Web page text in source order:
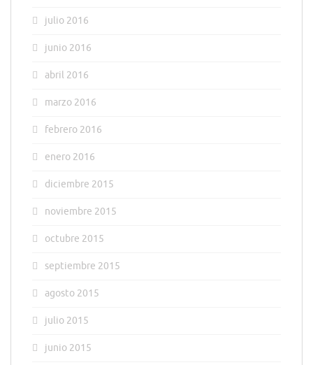
julio 2016
junio 2016
abril 2016
marzo 2016
febrero 2016
enero 2016
diciembre 2015
noviembre 2015
octubre 2015
septiembre 2015
agosto 2015
julio 2015
junio 2015